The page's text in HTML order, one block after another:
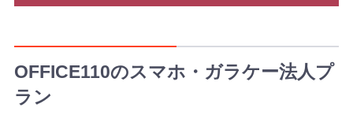
OFFICE110のスマホ・ガラケー法人プ
ラン